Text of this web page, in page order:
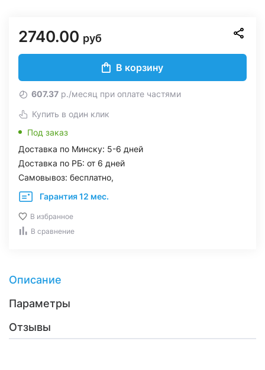
2740.00 руб
В корзину
607.37 р./месяц при оплате частями
Купить в один клик
Под заказ
Доставка по Минску: 5-6 дней
Доставка по РБ: от 6 дней
Самовывоз: бесплатно,
Гарантия 12 мес.
В избранное
В сравнение
Описание
Параметры
Отзывы